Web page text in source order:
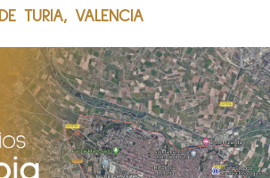
DE TURIA, VALENCIA